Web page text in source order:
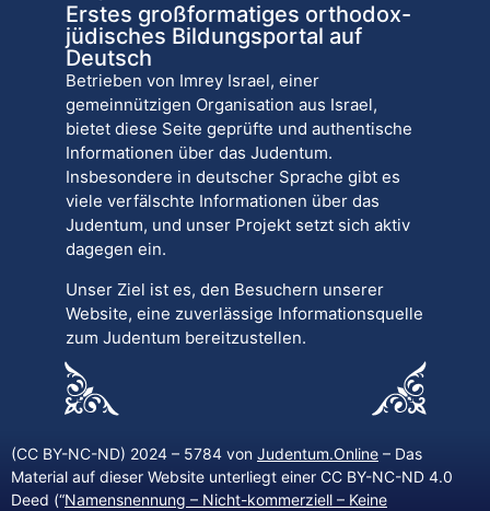
Erstes großformatiges orthodox-
jüdisches Bildungsportal auf
Deutsch
Betrieben von Imrey Israel, einer
gemeinnützigen Organisation aus Israel,
bietet diese Seite geprüfte und authentische
Informationen über das Judentum.
Insbesondere in deutscher Sprache gibt es
viele verfälschte Informationen über das
Judentum, und unser Projekt setzt sich aktiv
dagegen ein.
Unser Ziel ist es, den Besuchern unserer
Website, eine zuverlässige Informationsquelle
zum Judentum bereitzustellen.
(CC BY-NC-ND) 2024 – 5784 von Judentum.Online – Das
Material auf dieser Website unterliegt einer CC BY-NC-ND 4.0
Deed (“Namensnennung – Nicht-kommerziell – Keine